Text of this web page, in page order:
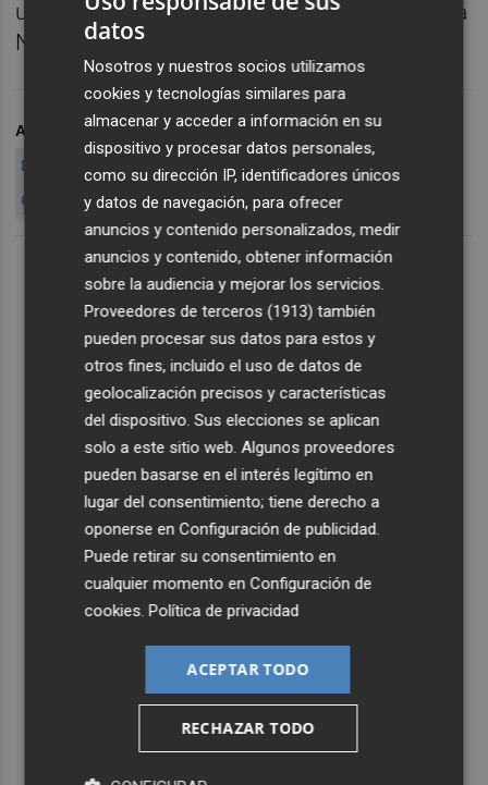
unidad de la Policía Autonómica de la Policía
Nacional e inició una investigación interna.
ARCHIVADO EN CÍSCAR
INVESTIGACIÓN
INTERROGATORIO
CÍSCAR
CONSELL
CONSELLERIA AGRICULTURA
datos
Nosotros y nuestros socios utilizamos
cookies y tecnologías similares para
almacenar y acceder a información en su
dispositivo y procesar datos personales,
como su dirección IP, identificadores únicos
y datos de navegación, para ofrecer
anuncios y contenido personalizados, medir
anuncios y contenido, obtener información
sobre la audiencia y mejorar los servicios.
Proveedores de terceros (1913) también
pueden procesar sus datos para estos y
otros fines, incluido el uso de datos de
geolocalización precisos y características
del dispositivo. Sus elecciones se aplican
solo a este sitio web. Algunos proveedores
pueden basarse en el interés legítimo en
lugar del consentimiento; tiene derecho a
oponerse enConfiguración de publicidad.
Puede retirar su consentimiento en
cualquier momento enConfiguración de
cookies.Política de privacidad
ACEPTAR TODO
RECHAZAR TODO